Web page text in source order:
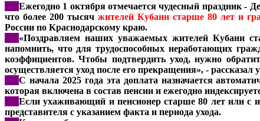
Ежегодно 1 октября отмечается чудесный праздник -
что более 200 тысяч жителей Кубани старше 80 лет и
России по Краснодарскому краю.
«Поздравляем наших уважаемых жителей Кубани
напомнить, что для трудоспособных неработающих
коэффициентов. Чтобы подтвердить уход, нужно
осуществляется уход после его прекращения», -
С начала 2025 года эта доплата назначается
которая включена в состав пенсии и ежегодно
Если ухаживающий и пенсионер старше 80 лет или с
представителя с указанием факта и периода ухода.